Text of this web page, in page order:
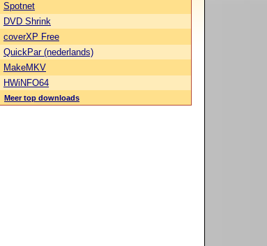
Spotnet
DVD Shrink
coverXP Free
QuickPar (nederlands)
MakeMKV
HWiNFO64
Meer top downloads